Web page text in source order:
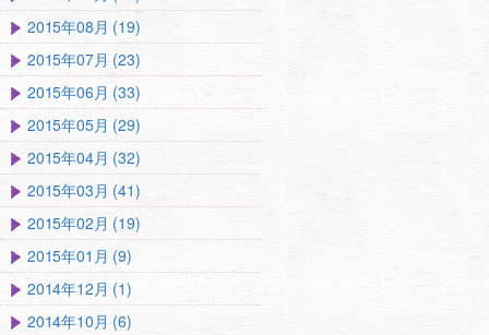
2015年08月 (19)
2015年07月 (23)
2015年06月 (33)
2015年05月 (29)
2015年04月 (32)
2015年03月 (41)
2015年02月 (19)
2015年01月 (9)
2014年12月 (1)
2014年10月 (6)